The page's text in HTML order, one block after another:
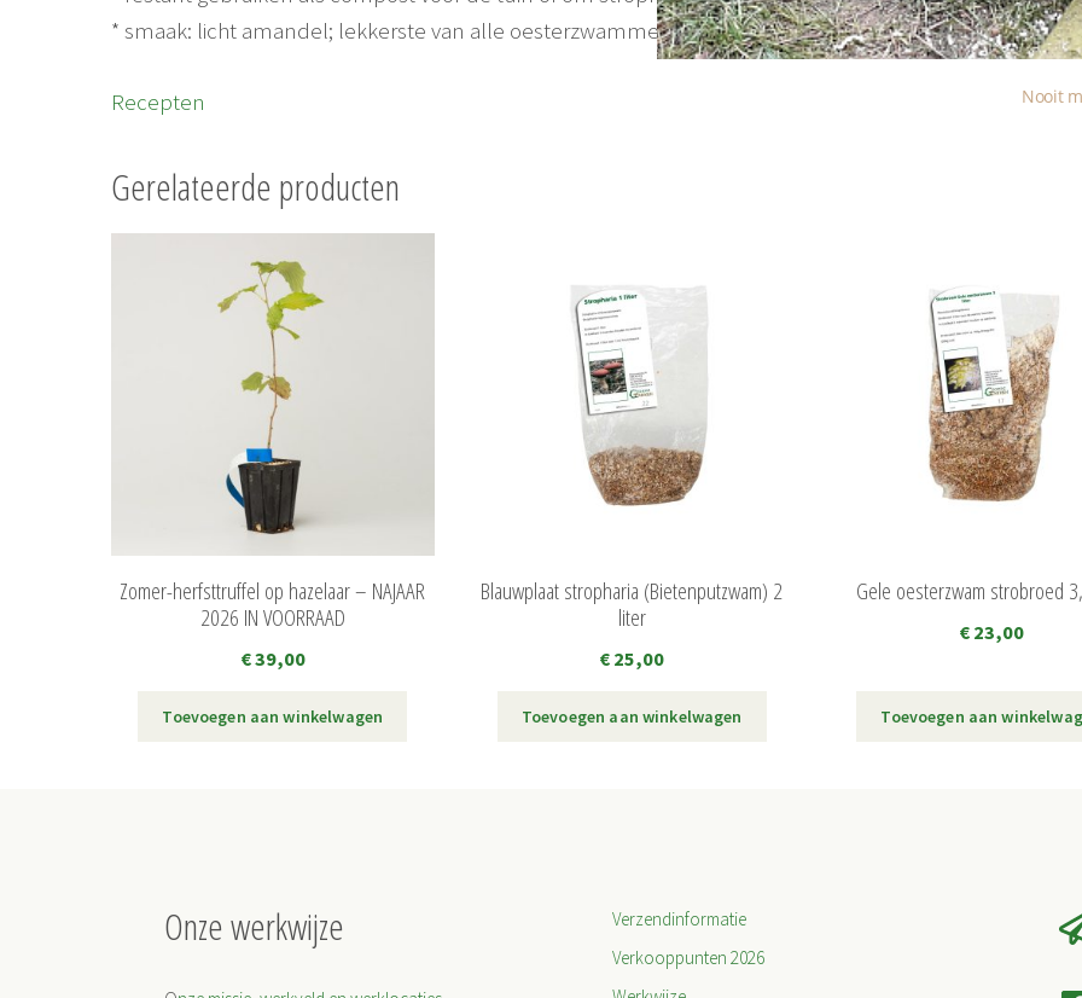
* smaak: licht amandel; lekkerste van alle oesterzwammen
Recepten
Gerelateerde producten
Zomer-herfsttruffel op hazelaar – NAJAAR
2026 IN VOORRAAD
€39,00
Toevoegen aan winkelwagen
Blauwplaat stropharia (Bietenputzwam) 2
liter
€ 25,00
Toevoegen aan winkelwagen
Gele oesterzwam strobroed
€23,00
Toevoegen aan
Onze werkwijze
Verzendinformatie
Verkooppunten 2026
Nooit